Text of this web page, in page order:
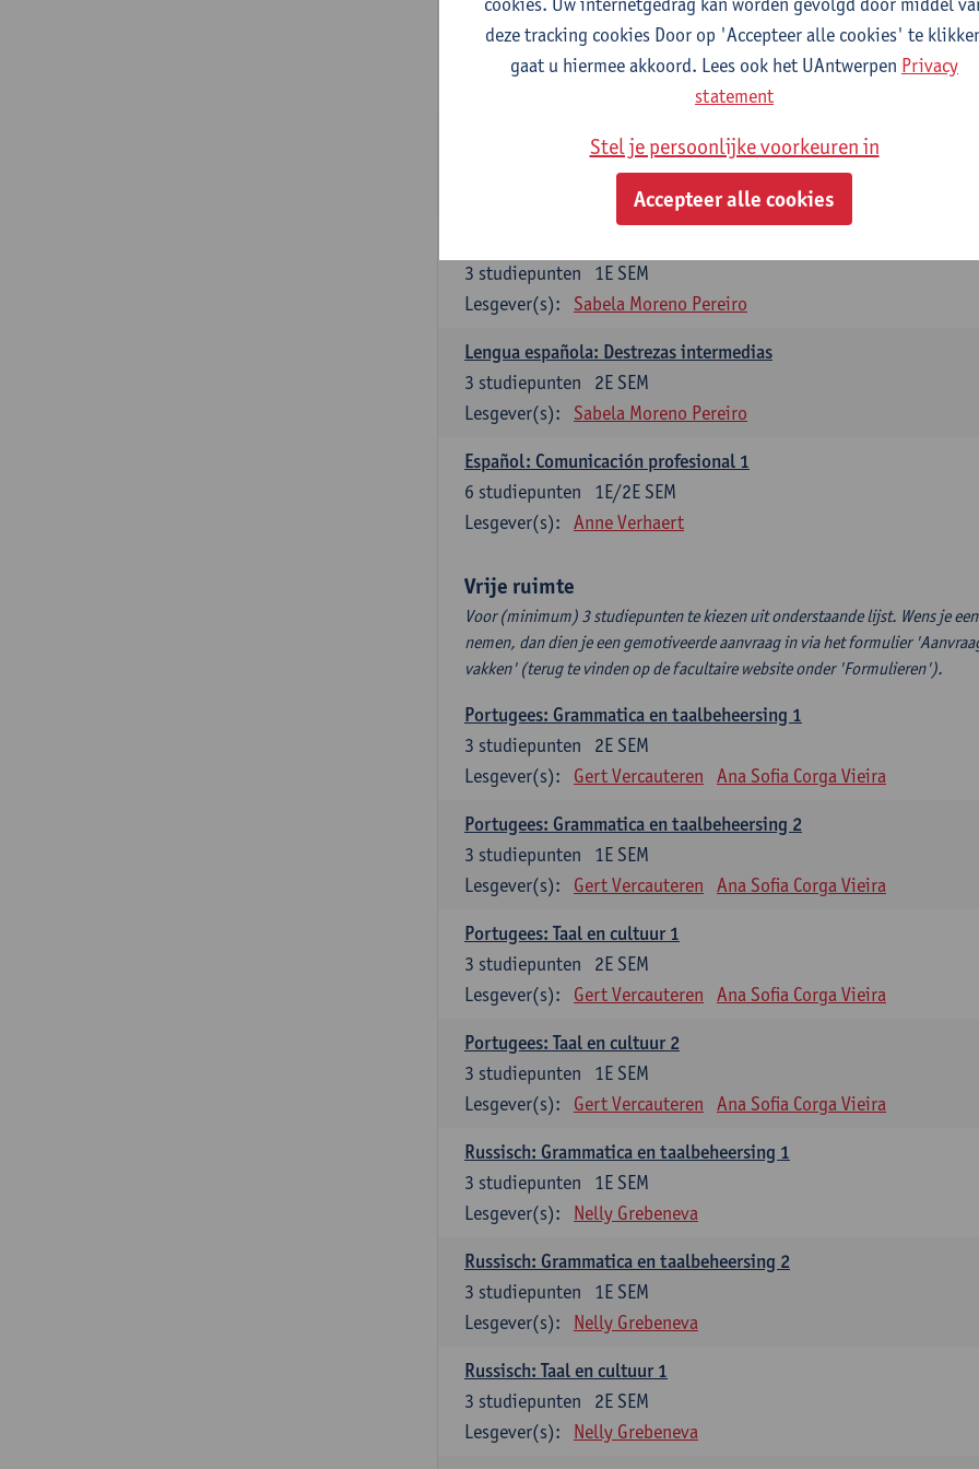
Gramática española 1
1E SEM
studiepunten
Gramática española 2
2E SEM
Anne Verhaert
1E SEM
3 studiepunten
Lesgever(s):
Sabela Moreno Pereiro
Lengua española: Destrezas intermedias
2E SEM
3 studiepunten
Lesgever(s):
Sabela Moreno Pereiro
Español: Comunicación profesional 1
1E/2E SEM
6 studiepunten
Lesgever(s):
Anne Verhaert
Vrije ruimte
Voor (minimum) 3 studiepunten te kiezen uit onderstaande lijst. Wens je
nemen, dan dien je een gemotiveerde aanvraag in via het formulier
vakken' (terug te vinden op de facultaire website onder 'Formulieren').
Portugees: Grammatica en taalbeheersing 1
2E SEM
3 studiepunten
Lesgever(s):
Gert Vercauteren Ana Sofia Corga Vieira
Portugees: Grammatica en taalbeheersing 2
1E SEM
3 studiepunten
Lesgever(s):
Gert Vercauteren Ana Sofia Corga Vieira
Portugees: Taal en cultuur 1
2E SEM
3 studiepunten
Lesgever(s):
Gert Vercauteren Ana Sofia Corga Vieira
Portugees: Taal en cultuur 2
1E SEM
3 studiepunten
Lesgever(s):
Gert Vercauteren Ana Sofia Corga Vieira
Russisch: Grammatica en taalbeheersing 1
1E SEM
3 studiepunten
Lesgever(s):
Nelly Grebeneva
Russisch: Grammatica en taalbeheersing 2
1E SEM
3 studiepunten
Lesgever(s):
Nelly Grebeneva
Russisch: Taal en cultuur 1
2E SEM
3 studiepunten
Lesgever(s):
Nelly Grebeneva
deze tracking cookies Door op 'Accepteer alle cookies' te
gaat u hiermee akkoord. Lees ook het UAntwerpen Privacy
statement
Stel je persoonlijke voorkeuren in
Accepteer alle cookies